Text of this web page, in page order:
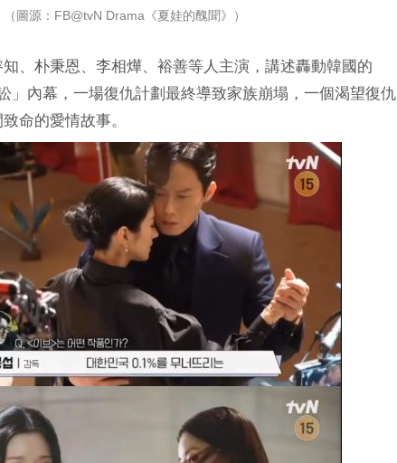
（圖源：FB@tvN Drama《夏娃的醜聞》）
知、朴秉恩、李相燁、裕善等人主演，講述轟動韓國的
」內幕，一場復仇計劃最終導致家族崩塌，一個渴望復仇
命的愛情故事。